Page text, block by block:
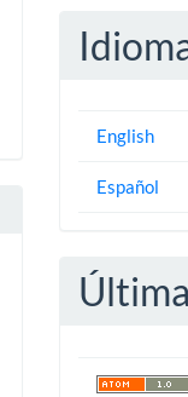
English
Español